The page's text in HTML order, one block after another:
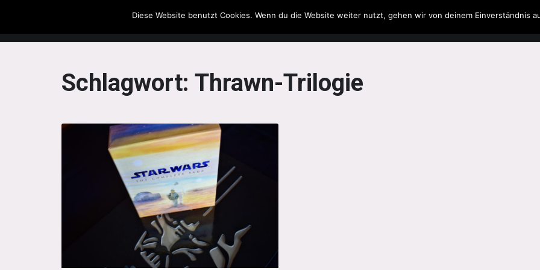
The Howling Men Filme & Serien Musik Spielzeug Literatur
Schlagwort: Thrawn-Trilogie
Diese Website benutzt Cookies. Wenn du die Website weiter nutzt, gehen wir von deinem Einverständnis